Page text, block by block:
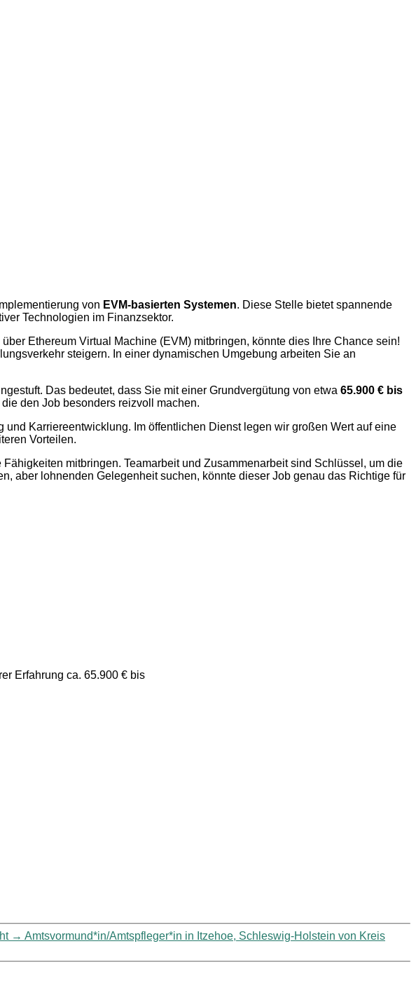
von EVM-basierten Systemen. Diese Stelle bietet spannende
Technologien im Finanzsektor.
Ethereum Virtual Machine (EVM) mitbringen, könnte dies Ihre Chance sein!
steigern. In einer dynamischen Umgebung arbeiten Sie an
Das bedeutet, dass Sie mit einer Grundvergütung von etwa 65.900 € bis
den Job besonders reizvoll machen.
Karriereentwicklung. Im öffentlichen Dienst legen wir großen Wert auf eine
Vorteilen.
mitbringen. Teamarbeit und Zusammenarbeit sind Schlüssel, um die
aber lohnenden Gelegenheit suchen, könnte dieser Job genau das Richtige für
Erfahrung ca. 65.900 € bis
→ Amtsvormund*in/Amtspfleger*in in Itzehoe, Schleswig-Holstein von Kreis